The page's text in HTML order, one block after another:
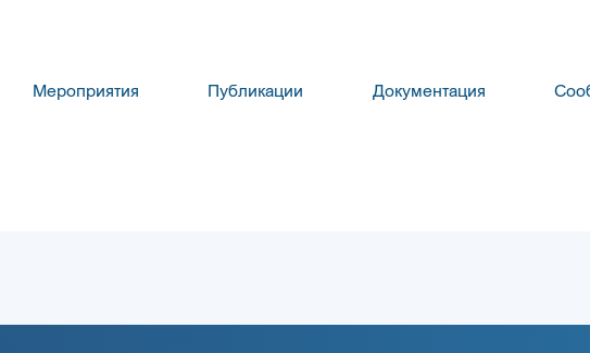
Мероприятия Публикации Документация